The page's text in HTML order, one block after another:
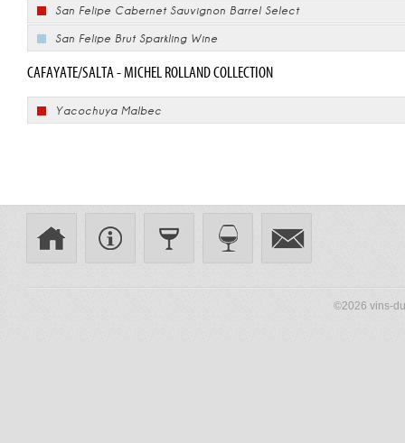
San Felipe Cabernet Sauvignon Barrel Select
San Felipe Brut Sparkling Wine
CAFAYATE/SALTA - MICHEL ROLLAND COLLECTION
Yacochuya Malbec
©2026 vins-